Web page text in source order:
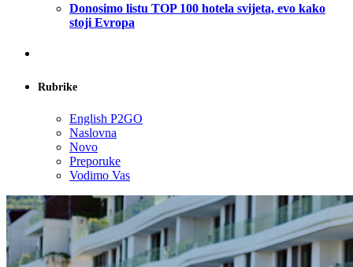
Donosimo listu TOP 100 hotela svijeta, evo kako
stoji Evropa
Rubrike
English P2GO
Naslovna
Novo
Preporuke
Vodimo Vas